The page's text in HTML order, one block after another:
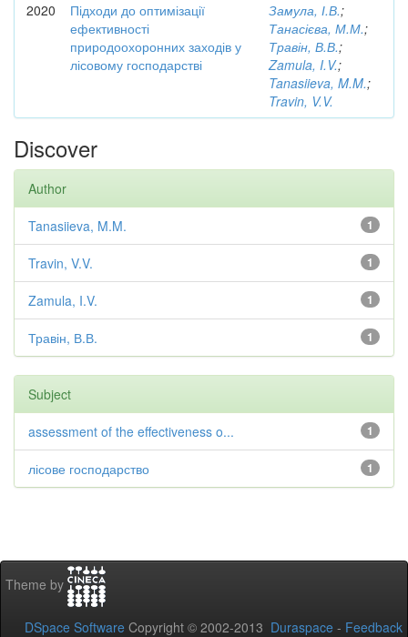
2020
Підходи до оптимізації
ефективності
природоохоронних заходів у
лісовому господарстві
Замула, І.В.;
Танасієва, М.М.;
Травін, В.В.;
Zamula, I.V.;
Tanasiieva, M.M.;
Travin, V.V.
Discover
Author
1
Tanasiieva, M.M.
1
Travin, V.V.
1
Zamula, I.V.
1
Травін, В.В.
Subject
1
assessment of the effectiveness o...
1
лісове господарство
Theme by
DSpace Software Copyright © 2002-2013 Duraspace - Feedback